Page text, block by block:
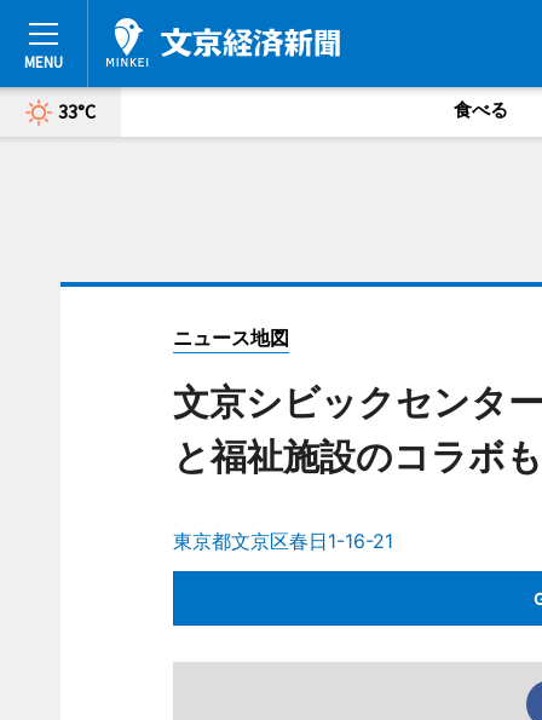
33°C 食べる
ニュース地図
文京シビックセンタ
と福祉施設のコラボも
東京都文京区春日1-16-21